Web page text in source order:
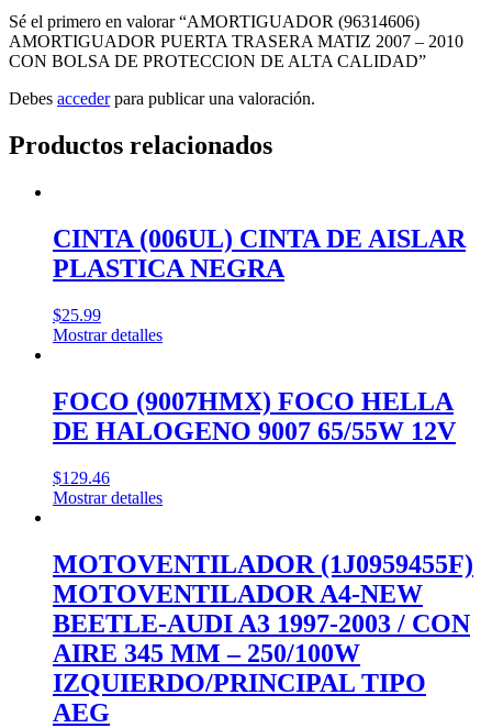
Sé el primero en valorar “AMORTIGUADOR (96314606)
AMORTIGUADOR PUERTA TRASERA MATIZ 2007 – 2010
CON BOLSA DE PROTECCION DE ALTA CALIDAD”
Debes accederpara publicar una valoración.
Productos relacionados
CINTA (006UL) CINTA DE AISLAR
PLASTICA NEGRA
$25.99
Mostrar detalles
FOCO (9007HMX) FOCO HELLA
DE HALOGENO 9007 65/55W 12V
$129.46
Mostrar detalles
MOTOVENTILADOR (1J0959455F)
MOTOVENTILADOR A4-NEW
BEETLE-AUDI A3 1997-2003 / CON
AIRE 345 MM – 250/100W
IZQUIERDO/PRINCIPAL TIPO
AEG